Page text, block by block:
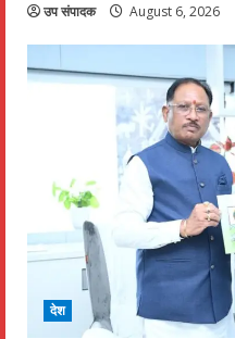
उप संपादक August 6, 2026
देश